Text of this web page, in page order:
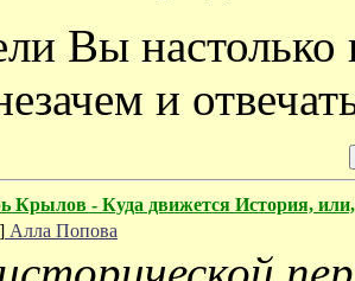
Вы настолько
и
Крылов - Куда движется История,
Алла Попова